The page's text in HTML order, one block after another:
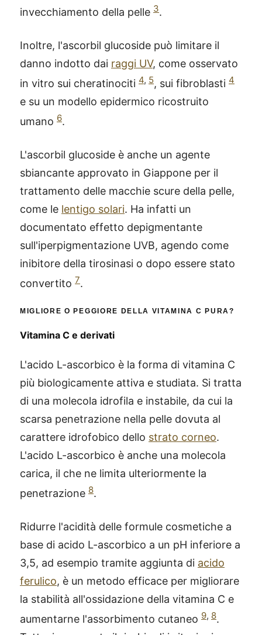
invecchiamento della pelle 3.
Inoltre, l'ascorbil glucoside può limitare il
danno indotto dai raggi UV, come osservato
in vitro sui cheratinociti 4, 5, sui fibroblasti 4
e su un modello epidermico ricostruito
umano 6.
L'ascorbil glucoside è anche un agente
sbiancante approvato in Giappone per il
trattamento delle macchie scure della pelle,
come le lentigo solari. Ha infatti un
documentato effetto depigmentante
sull'iperpigmentazione UVB, agendo come
inibitore della tirosinasi o dopo essere stato
convertito 7.
MIGLIORE O PEGGIORE DELLA VITAMINA C PURA?
Vitamina C e derivati
L'acido L-ascorbico è la forma di vitamina C
più biologicamente attiva e studiata. Si tratta
di una molecola idrofila e instabile, da cui la
scarsa penetrazione nella pelle dovuta al
carattere idrofobico dello strato corneo.
L'acido L-ascorbico è anche una molecola
carica, il che ne limita ulteriormente la
penetrazione 8.
Ridurre l'acidità delle formule cosmetiche a
base di acido L-ascorbico a un pH inferiore a
3,5, ad esempio tramite aggiunta di acido
ferulico, è un metodo efficace per migliorare
la stabilità all'ossidazione della vitamina C e
aumentarne l'assorbimento cutaneo 9, 8.